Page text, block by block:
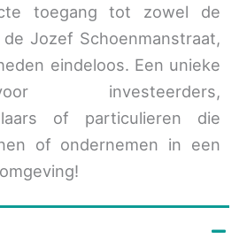
toegang tot zowel de
Jozef Schoenmanstraat,
eindeloos. Een unieke
investeerders,
of particulieren die
of ondernemen in een